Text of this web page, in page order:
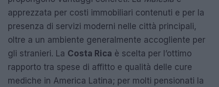
apprezzata per costi immobiliari contenuti e per la
presenza di servizi moderni nelle città principali,
oltre a un ambiente generalmente accogliente per
gli stranieri. La Costa Rica è scelta per l’ottimo
rapporto tra spese di affitto e qualità delle cure
mediche in America Latina; per molti pensionati la